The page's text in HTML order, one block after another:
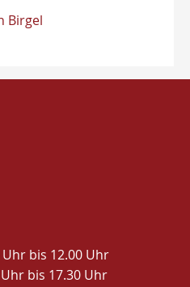
Birgel
bis 12.00 Uhr
17.30 Uhr